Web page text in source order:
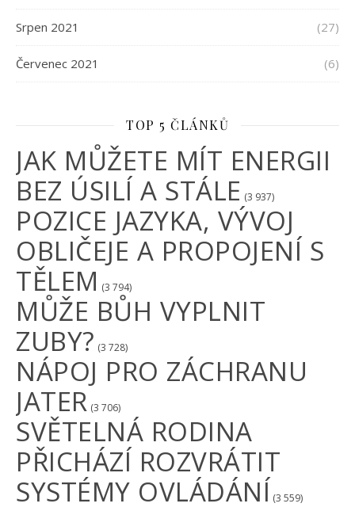
Srpen 2021 (27)
Červenec 2021 (6)
TOP 5 ČLÁNKŮ
JAK MŮŽETE MÍT ENERGII
BEZ ÚSILÍ A STÁLE (3 937)
POZICE JAZYKA, VÝVOJ
OBLIČEJE A PROPOJENÍ S
TĚLEM (3 794)
MŮŽE BŮH VYPLNIT
ZUBY? (3 728)
NÁPOJ PRO ZÁCHRANU
JATER (3 706)
SVĚTELNÁ RODINA
PŘICHÁZÍ ROZVRÁTIT
SYSTÉMY OVLÁDÁNÍ (3 559)